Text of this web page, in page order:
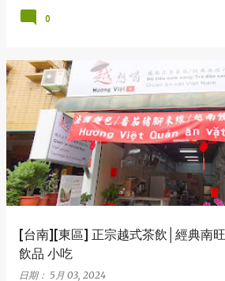
0
[台南][東區] 正宗越式茶飲│經典南
飲品 小吃
日期： 5月 03, 2024